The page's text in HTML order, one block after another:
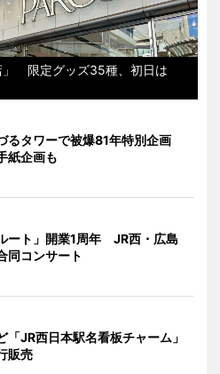
」 限定グッズ35種、初日は
るタワーで被爆81年特別企画
紙企画も
ート」開業1周年 JR西・広島
同コンサート
「JR西日本駅名看板チャーム」
販売